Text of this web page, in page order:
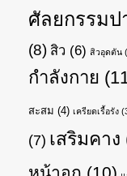
ศัลยกรรมป
(8) สิว (6) สิวอุดตัน
กำลังกาย
สะสม (4) เครียดเรื้อรัง
(7) เสริมคาง